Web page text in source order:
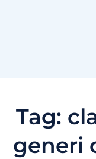
Tag:
generi